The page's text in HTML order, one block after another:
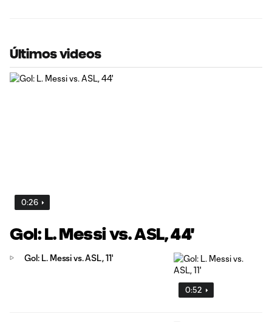
Últimos videos
0:26
Gol: L. Messi vs. ASL, 44'
0:52
Gol: L. Messi vs. ASL, 11'